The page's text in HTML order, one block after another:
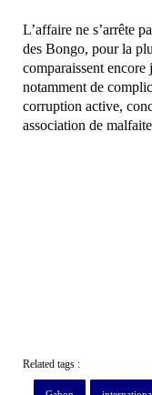
L’affaire ne s’arrête
des Bongo, pour la
comparaissent encore
notamment de
corruption active,
association de
Related tags :